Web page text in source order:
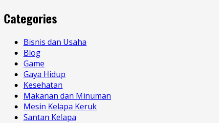
Categories
Bisnis dan Usaha
Blog
Game
Gaya Hidup
Kesehatan
Makanan dan Minuman
Mesin Kelapa Keruk
Santan Kelapa